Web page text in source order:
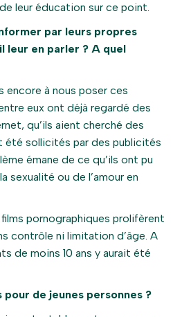
leur éducation sur ce point.
par leurs propres
leur en parler ? A quel
encore à nous poser ces
eux ont déjà regardé des
qu’ils aient cherché des
été sollicités par des publicités
émane de ce qu’ils ont pu
sexualité ou de l’amour en
pornographiques prolifèrent
contrôle ni limitation d’âge. A
de moins 10 ans y aurait été
pour de jeunes personnes ?